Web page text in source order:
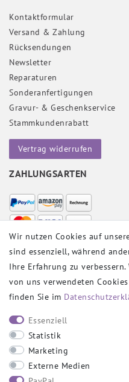
Kontaktformular
Versand & Zahlung
Rücksendungen
Newsletter
Reparaturen
Sonderanfertigungen
Gravur- & Geschenkservice
Stammkundenrabatt
Vertrag widerrufen
ZAHLUNGSARTEN
VERSANDPARTNER
SOCIAL
Wir nutzen Cookies auf
sind essenziell, während
Ihre Erfahrung zu
von uns verwendeten
finden Sie im
Essenziell
Statistik
Marketing
Externe Medien